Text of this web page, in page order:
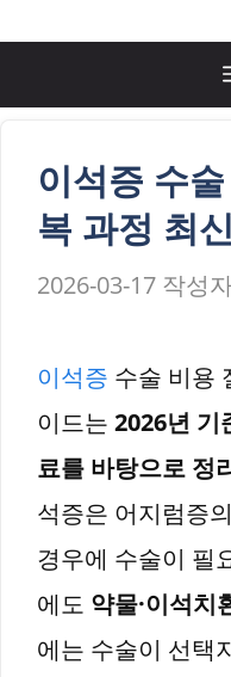
츠
이석증 수
복 과정 최
2026-03-17 작성
이석증 수술 비용
이드는 2026년 기
료를 바탕으로 정
석증은 어지럼증
경우에 수술이 필
에도 약물·이석치
에는 수술이 선택